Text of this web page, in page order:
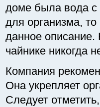
доме была вода с
для организма,
данное
чайнике никогда
Компания
Она укрепляет
Следует